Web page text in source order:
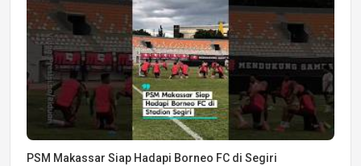
PSM Makassar Siap Hadapi Borneo FC di Segiri